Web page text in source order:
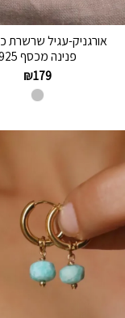
אורגניק-עגיל שרשרת
פנינה מכסף 925
₪179